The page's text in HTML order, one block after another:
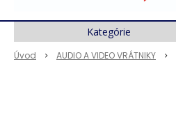
Úvod AUDIO A VIDEO VRÁTNIKY
Kategórie